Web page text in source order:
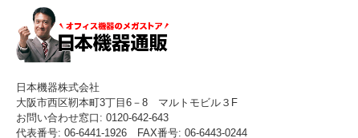
日本機器株式会社
大阪市西区靭本町3丁目6－8 マルトモビル３F
お問い合わせ窓口: 0120-642-643
代表番号: 06-6441-1926 FAX番号: 06-6443-0244